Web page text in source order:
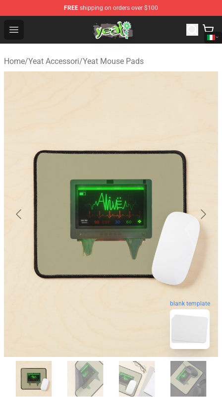
FREE shipping on orders over $100
Open menu
Yeat Shop - Official Yeat Merchandise Store
Home/Yeat Accessori/Yeat Mouse Pads
blank template